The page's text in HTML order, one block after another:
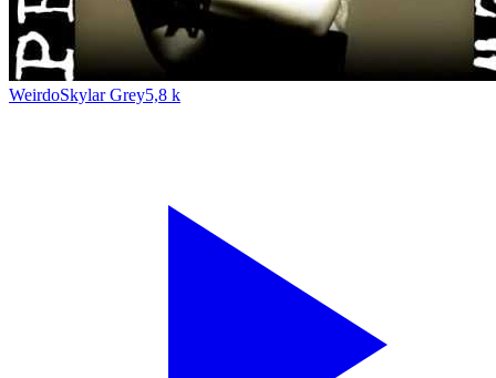
WeirdoSkylar Grey5,8 k